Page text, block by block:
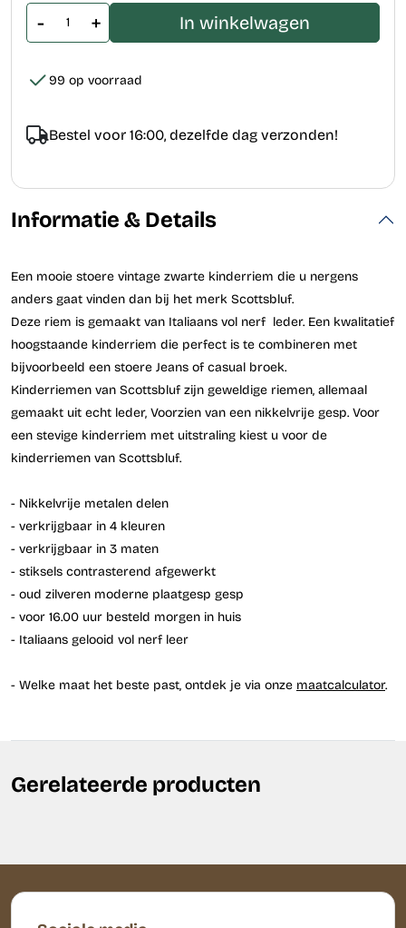
- + In winkelwagen
99 op voorraad
Bestel voor 16:00, dezelfde dag verzonden!
Informatie & Details
Een mooie stoere vintage zwarte kinderriem die u nergens
anders gaat vinden dan bij het merk Scottsbluf.
Deze riem is gemaakt van Italiaans vol nerf leder. Een kwalitatief
hoogstaande kinderriem die perfect is te combineren met
bijvoorbeeld een stoere Jeans of casual broek.
Kinderriemen van Scottsbluf zijn geweldige riemen, allemaal
gemaakt uit echt leder, Voorzien van een nikkelvrije gesp. Voor
een stevige kinderriem met uitstraling kiest u voor de
kinderriemen van Scottsbluf.
- Nikkelvrije metalen delen
- verkrijgbaar in 4 kleuren
- verkrijgbaar in 3 maten
- stiksels contrasterend afgewerkt
- oud zilveren moderne plaatgesp gesp
- voor 16.00 uur besteld morgen in huis
- Italiaans gelooid vol nerf leer
- Welke maat het beste past, ontdek je via onze maatcalculator.
Gerelateerde producten